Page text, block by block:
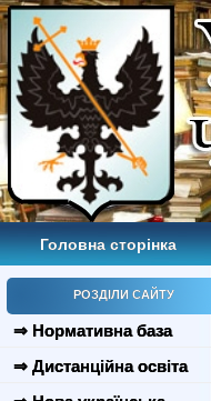
Головна сторінка
РОЗДІЛИ САЙТУ
⇒ Нормативна база
⇒ Дистанційна освіта